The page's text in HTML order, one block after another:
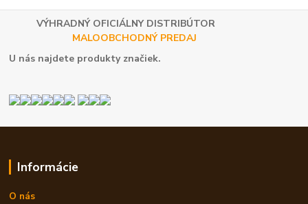
VÝHRADNÝ OFICIÁLNY DISTRIBÚTOR
MALOOBCHODNÝ PREDAJ
U nás najdete produkty značiek.
Informácie
O nás